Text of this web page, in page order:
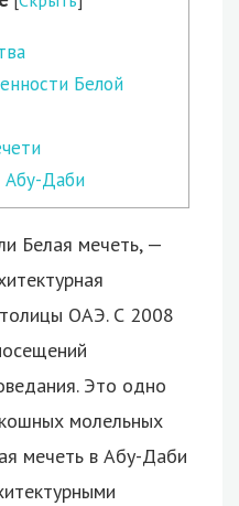
Белой
Даби
Белая мечеть, —
ОАЭ. С 2008
Это одно
молельных
мечеть в Абу-Даби